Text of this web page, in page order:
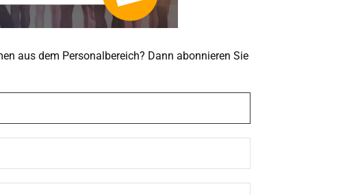
aus dem Personalbereich? Dann abonnieren Sie